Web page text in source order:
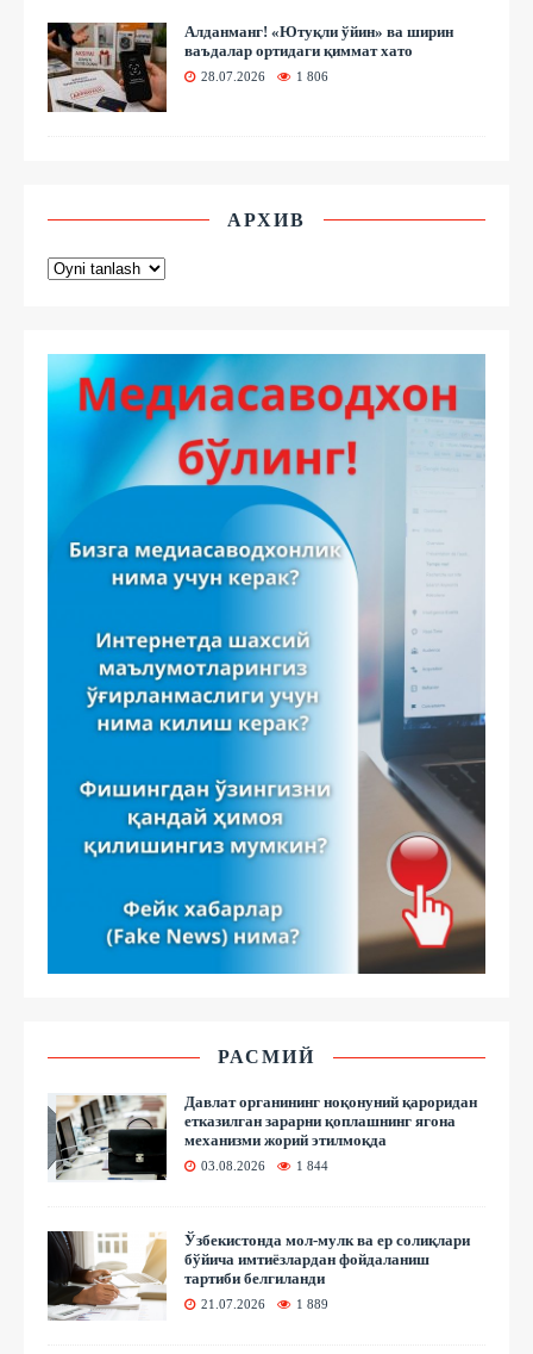
Алданманг! «Ютуқли ўйин» ва ширин
ваъдалар ортидаги қиммат хато
28.07.2026 1 806
АРХИВ
РАСМИЙ
Давлат органининг ноқонуний қароридан
етказилган зарарни қоплашнинг ягона
механизми жорий этилмоқда
03.08.2026 1 844
Ўзбекистонда мол-мулк ва ер солиқлари
бўйича имтиёзлардан фойдаланиш
тартиби белгиланди
21.07.2026 1 889